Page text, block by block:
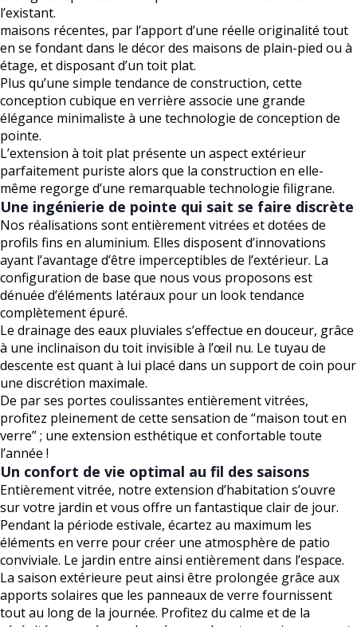
l’existant.
maisons récentes, par l’apport d’une réelle originalité tout
en se fondant dans le décor des maisons de plain-pied ou à
étage, et disposant d’un toit plat.
Plus qu’une simple tendance de construction, cette
conception cubique en verrière associe une grande
élégance minimaliste à une technologie de conception de
pointe.
L’extension à toit plat présente un aspect extérieur
parfaitement puriste alors que la construction en elle-
même regorge d’une remarquable technologie filigrane.
Une ingénierie de pointe qui sait se faire discrète
Nos réalisations sont entièrement vitrées et dotées de
profils fins en aluminium. Elles disposent d’innovations
ayant l’avantage d’être imperceptibles de l’extérieur. La
configuration de base que nous vous proposons est
dénuée d’éléments latéraux pour un look tendance
complètement épuré.
Le drainage des eaux pluviales s’effectue en douceur, grâce
à une inclinaison du toit invisible à l’œil nu. Le tuyau de
descente est quant à lui placé dans un support de coin pour
une discrétion maximale.
De par ses portes coulissantes entièrement vitrées,
profitez pleinement de cette sensation de “maison tout en
verre” ; une extension esthétique et confortable toute
l’année !
Un confort de vie optimal au fil des saisons
Entièrement vitrée, notre extension d’habitation s’ouvre
sur votre jardin et vous offre un fantastique clair de jour.
Pendant la période estivale, écartez au maximum les
éléments en verre pour créer une atmosphère de patio
conviviale. Le jardin entre ainsi entièrement dans l’espace.
La saison extérieure peut ainsi être prolongée grâce aux
apports solaires que les panneaux de verre fournissent
tout au long de la journée. Profitez du calme et de la